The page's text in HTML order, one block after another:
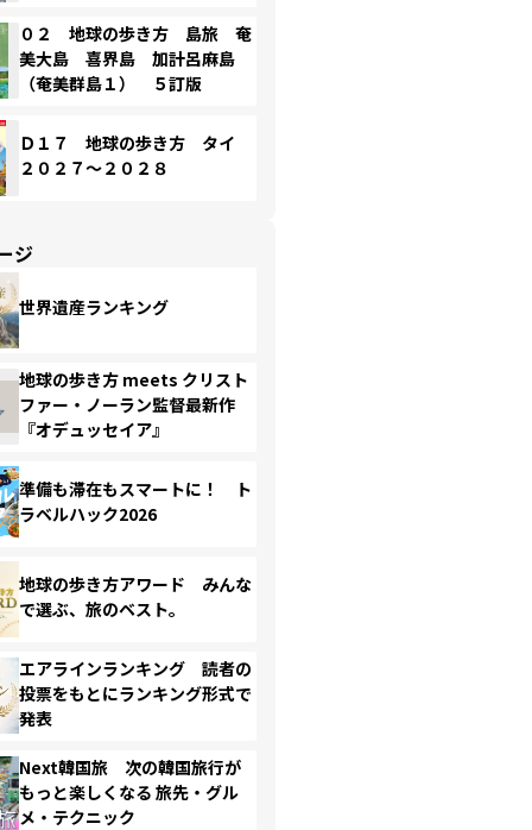
０２ 地球の歩き方 島旅 奄
美大島 喜界島 加計呂麻島
（奄美群島１） ５訂版
Ｄ１７ 地球の歩き方 タイ
２０２７～２０２８
ジ
世界遺産ランキング
地球の歩き方 meets クリスト
ファー・ノーラン監督最新作
『オデュッセイア』
準備も滞在もスマートに！ ト
ラベルハック2026
地球の歩き方アワード みんな
で選ぶ、旅のベスト。
エアラインランキング 読者の
投票をもとにランキング形式で
発表
Next韓国旅 次の韓国旅行が
もっと楽しくなる 旅先・グル
メ・テクニック